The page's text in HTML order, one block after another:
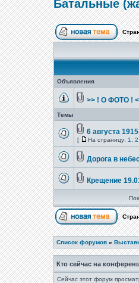
Батальные
Объявления
>> ! О ФОТО !
Темы
6 августа
[ На страницу: 1 2
Дорога в
Крещение
Список форумов »
Кто сейчас на
Сейчас этот форум